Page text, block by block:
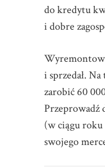
do kredytu
i dobre
i sprzedał.
zarobić 60
Przeprowadź
(w ciągu roku
swojego